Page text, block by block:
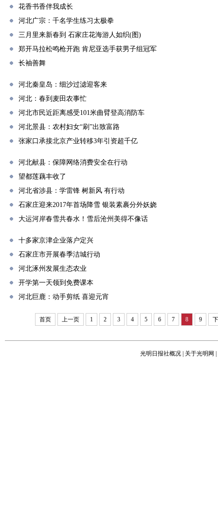
花香书香伴我成长
河北广宗：千名学生练习太极拳
三月里来新春到 石家庄花海游人如织(图)
郑开马拉松鸣枪开跑 肯尼亚选手获男子组冠军
长袖善舞
河北秦皇岛：细沙过滤迎客来
河北：春到麦田农事忙
河北市民近距离感受101米曲臂登高消防车
河北景县：农村妇女“刷”出致富路
张家口承接北京产业转移3年引资超千亿
河北献县：保障网络消费安全在行动
望都莲藕丰收了
河北省涉县：学雷锋 树新风 有行动
石家庄迎来2017年首场降雪 银装素裹分外妖娆
大运河岸春雪共春水！雪后沧州美得不像话
十多家京津企业落户定兴
石家庄市开展春季洁城行动
河北涿州发展生态农业
开学第一天领到免费课本
河北巨鹿：动手剪纸 喜迎元宵
首页 上一页 1 2 3 4 5 6 7 8 9
光明日报社概况 关于光明网